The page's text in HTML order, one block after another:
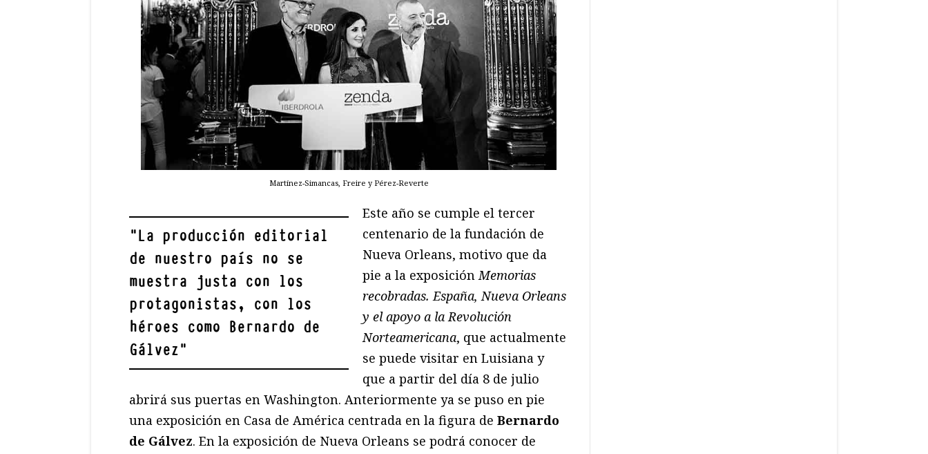
Martínez-Simancas, Freire y Pérez-Reverte
"La producción editorial
de nuestro país no se
muestra justa con los
protagonistas, con los
héroes como Bernardo de
Gálvez"
Este año se cumple el tercer
centenario de la fundación de
Nueva Orleans, motivo que da
pie a la exposiciónMemorias
recobradas. España, Nueva Orleans
y el apoyo a la Revolución
Norteamericana, que actualmente
se puede visitar en Luisiana y
que a partir del día 8 de julio
abrirá sus puertas en Washington. Anteriormente ya se puso en pie
una exposición en Casa de América centrada en la figura de Bernardo
de Gálvez. En la exposición de Nueva Orleans se podrá conocer de